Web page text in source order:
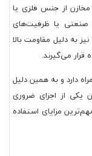
از جنس فلزی یا
صنعتی یا ظرفیت‌های
به دلیل مقاومت بالا
قرار می‌گیرند.
دارد و به همین دلیل
یکی از اجزای ضروری
مزایای استفاده